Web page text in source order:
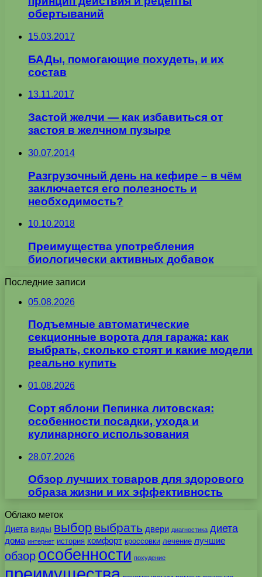
обертываний
15.03.2017
БАДы, помогающие похудеть, и их
состав
13.11.2017
Застой желчи — как избавиться от
застоя в желчном пузыре
30.07.2014
Разгрузочный день на кефире – в чём
заключается его полезность и
необходимость?
10.10.2018
Преимущества употребления
биологически активных добавок
Последние записи
05.08.2026
Подъемные автоматические
секционные ворота для гаража: как
выбрать, сколько стоят и какие модели
реально купить
01.08.2026
Сорт яблони Пепинка литовская:
особенности посадки, ухода и
кулинарного использования
28.07.2026
Обзор лучших товаров для здорового
образа жизни и их эффективность
Облако меток
Диета виды выбор выбрать двери диагностика диета
дома интернет история комфорт кроссовки лечение лучшие
обзор особенности похудение